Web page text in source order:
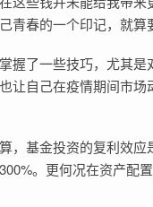
青春的一个印记，就算
握了一些技巧，尤其
让自己在疫情期间市
，基金投资的复利效
。更何况在资产配